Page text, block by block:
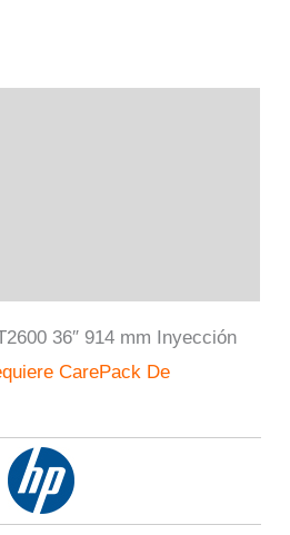
36″ 914 mm Inyección
CarePack De